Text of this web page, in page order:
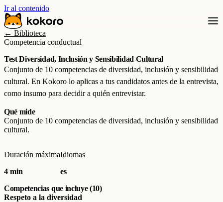
Ir al contenido
← Biblioteca
Competencia conductual
Test Diversidad, Inclusión y Sensibilidad Cultural
Conjunto de 10 competencias de diversidad, inclusión y sensibilidad
cultural. En Kokoro lo aplicas a tus candidatos antes de la entrevista,
como insumo para decidir a quién entrevistar.
Qué mide
Conjunto de 10 competencias de diversidad, inclusión y sensibilidad
cultural.
Duración máxima
4 min
Idiomas
es
Competencias que incluye (10)
Respeto a la diversidad